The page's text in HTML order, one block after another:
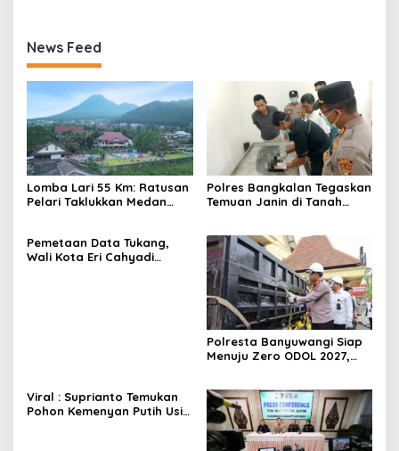
News Feed
Lomba Lari 55 Km: Ratusan
Pelari Taklukkan Medan
Polres Bangkalan Tegaskan
Temuan Janin di Tanah
Pemetaan Data Tukang,
Wali Kota Eri Cahyadi
Polresta Banyuwangi Siap
Menuju Zero ODOL 2027,
Viral : Suprianto Temukan
Pohon Kemenyan Putih Usia